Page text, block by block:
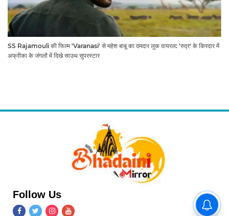
SS Rajamouli की फिल्म 'Varanasi' से महेश बाबू का दमदार लुक वायरल: 'रुद्र' के किरदार में
अफ्रीका के जंगलों में दिखे साउथ सुपरस्टार
Follow Us